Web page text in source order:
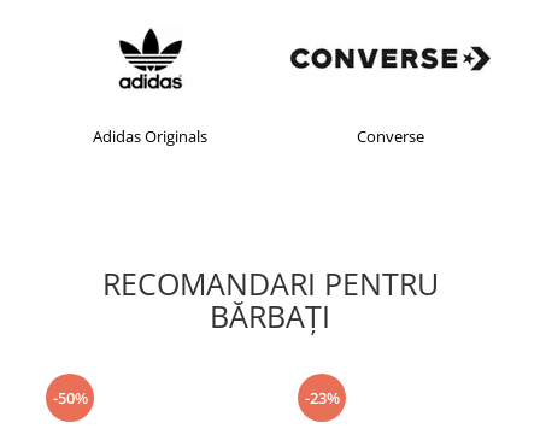
Adidas Originals Converse
RECOMANDARI PENTRU
BĂRBAŢI
-50% -23%